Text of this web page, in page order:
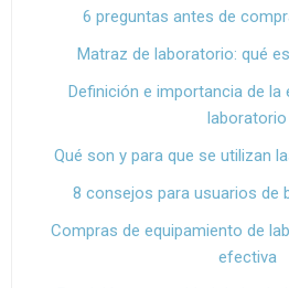
6 preguntas antes de
Matraz de laboratorio: qué
Definición e importancia de
laboratorio
Qué son y para que se utilizan
8 consejos para usuarios de
Compras de equipamiento de
efectiva